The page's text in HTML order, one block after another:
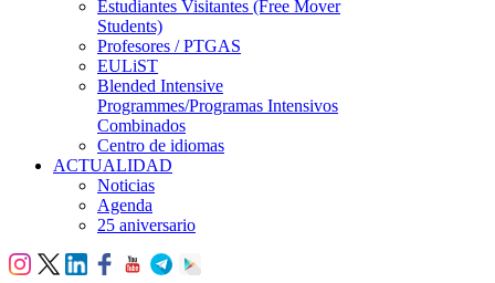
Estudiantes Visitantes (Free Mover
Students)
Profesores / PTGAS
EULiST
Blended Intensive
Programmes/Programas Intensivos
Combinados
Centro de idiomas
ACTUALIDAD
Noticias
Agenda
25 aniversario